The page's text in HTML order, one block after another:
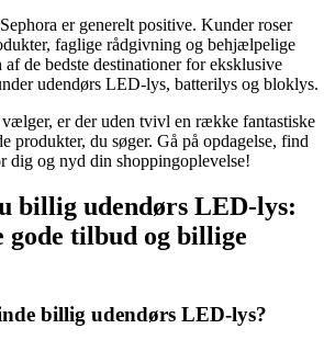
er generelt positive. Kunder roser
faglige rådgivning og behjælpelige
af de bedste destinationer for eksklusive
udendørs LED-lys, batterilys og bloklys.
er der uden tvivl en række fantastiske
produkter, du søger. Gå på opdagelse, find
dig og nyd din shoppingoplevelse!
billig udendørs LED-lys:
tilbud og billige
billig udendørs LED-lys?